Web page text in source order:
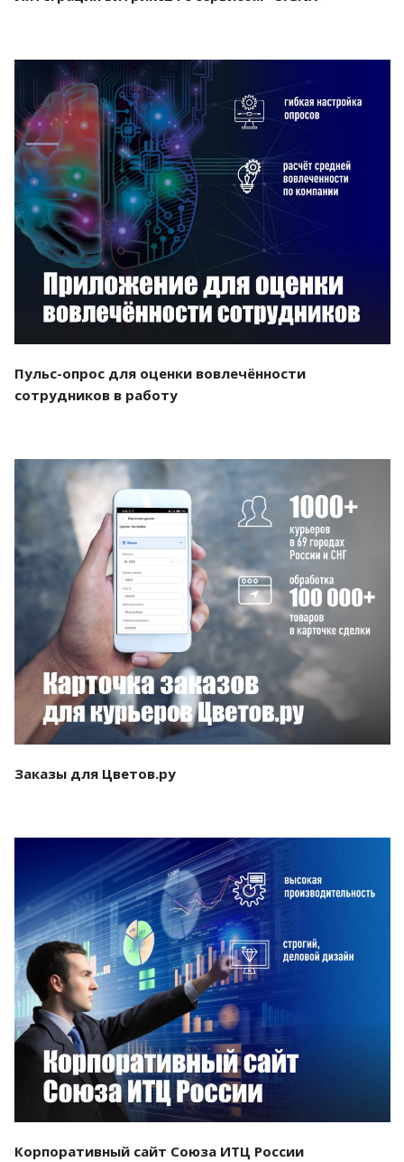
Смотреть проект
Пульс-опрос для оценки вовлечённости
сотрудников в работу
Смотреть проект
Заказы для Цветов.ру
Смотреть проект
Корпоративный сайт Союза ИТЦ России